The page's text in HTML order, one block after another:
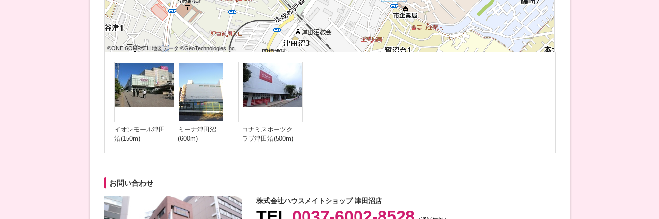
©ONE COMPATH 地図データ ©GeoTechnologies Inc.
©ONE COMPATH 地図データ ©GeoTechnologies Inc.
©ONE COMPATH 地図データ ©GeoTechnologies Inc.
©ONE COMPATH 地図データ ©GeoTechnologies Inc.
©ONE COMPATH 地図データ ©GeoTechnologies Inc.
©ONE COMPATH 地図データ ©GeoTechnologies Inc.
©ONE COMPATH 地図データ ©GeoTechnologies Inc.
©ONE COMPATH 地図データ ©GeoTechnologies Inc.
©ONE COMPATH 地図データ ©GeoTechnologies Inc.
イオンモール津田
沼(150m)
ミーナ津田沼
(600m)
コナミスポーツク
ラブ津田沼(500m)
お問い合わせ
株式会社ハウスメイトショップ 津田沼店